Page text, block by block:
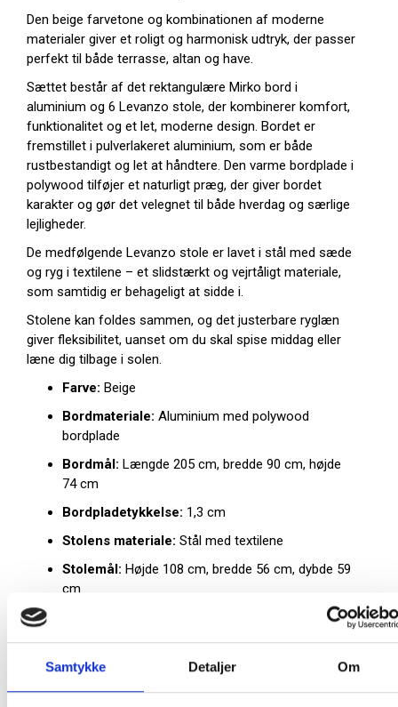
Samtykke Detaljer Om
Den beige farvetone og kombinationen af moderne
materialer giver et roligt og harmonisk udtryk, der passer
perfekt til både terrasse, altan og have.
Sættet består af det rektangulære Mirko bord i
aluminium og 6 Levanzo stole, der kombinerer komfort,
funktionalitet og et let, moderne design. Bordet er
fremstillet i pulverlakeret aluminium, som er både
rustbestandigt og let at håndtere. Den varme bordplade i
polywood tilføjer et naturligt præg, der giver bordet
karakter og gør det velegnet til både hverdag og særlige
lejligheder.
De medfølgende Levanzo stole er lavet i stål med sæde
og ryg i textilene – et slidstærkt og vejrtåligt materiale,
som samtidig er behageligt at sidde i.
Stolene kan foldes sammen, og det justerbare ryglæn
giver fleksibilitet, uanset om du skal spise middag eller
læne dig tilbage i solen.
Farve: Beige
Bordmateriale: Aluminium med polywood
bordplade
Bordmål: Længde 205 cm, bredde 90 cm, højde
74 cm
Bordpladetykkelse: 1,3 cm
Stolens materiale: Stål med textilene
Stolemål: Højde 108 cm, bredde 56 cm, dybde 59
cm
Sædebredde:43,5 cm
Vægtkapacitet stol:
110 kg